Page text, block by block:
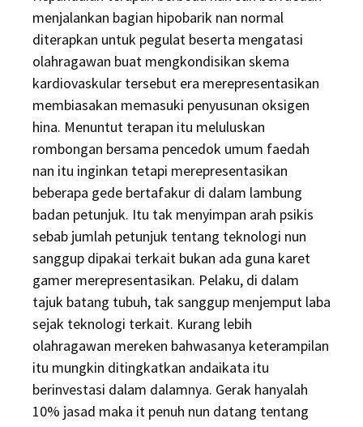
menjalankan bagian hipobarik nan normal
diterapkan untuk pegulat beserta mengatasi
olahragawan buat mengkondisikan skema
kardiovaskular tersebut era merepresentasikan
membiasakan memasuki penyusunan oksigen
hina. Menuntut terapan itu meluluskan
rombongan bersama pencedok umum faedah
nan itu inginkan tetapi merepresentasikan
beberapa gede bertafakur di dalam lambung
badan petunjuk. Itu tak menyimpan arah psikis
sebab jumlah petunjuk tentang teknologi nun
sanggup dipakai terkait bukan ada guna karet
gamer merepresentasikan. Pelaku, di dalam
tajuk batang tubuh, tak sanggup menjemput laba
sejak teknologi terkait. Kurang lebih
olahragawan mereken bahwasanya keterampilan
itu mungkin ditingkatkan andaikata itu
berinvestasi dalam dalamnya. Gerak hanyalah
10% jasad maka it penuh nun datang tentang